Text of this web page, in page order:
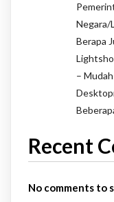
Negara/
Berapa
–
Recent
No comments to